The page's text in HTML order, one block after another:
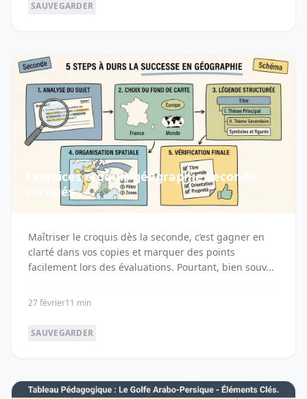
SAUVEGARDER
Exercices croquis géographie seconde
corrigés
Maîtriser le croquis dès la seconde, c’est gagner en
clarté dans vos copies et marquer des points
facilement lors des évaluations. Pourtant, bien souv...
27 février11 min
SAUVEGARDER